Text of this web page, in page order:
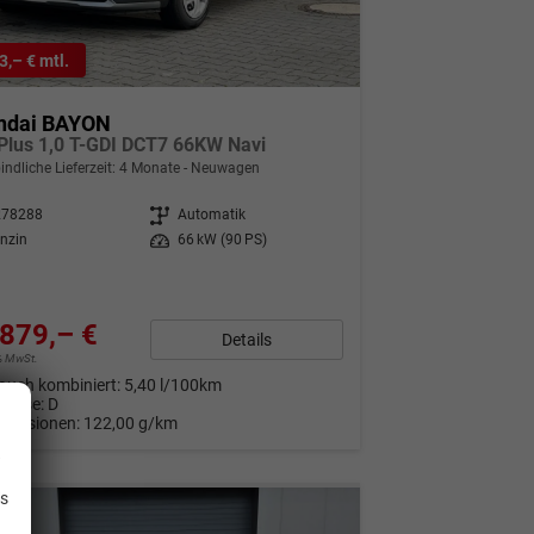
€ mtl.
BAYON
1,0 T-GDI DCT7 66KW Navi
Lieferzeit:4 Monate Neuwagen
Getriebe Automatik
Leistung 66 kW (90 PS)
€
MwSt.
Details
kombiniert: 5,40 l/100km
D
122,00 g/km